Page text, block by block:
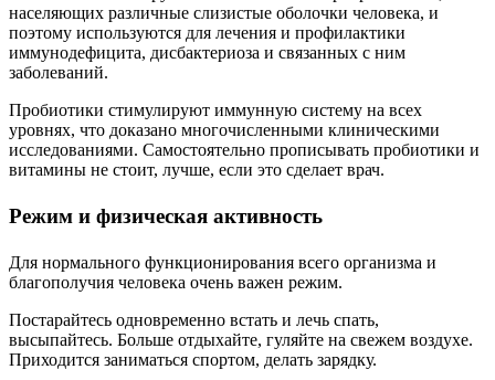
населяющих различные слизистые оболочки человека, и
поэтому используются для лечения и профилактики
иммунодефицита, дисбактериоза и связанных с ним
заболеваний.
Пробиотики стимулируют иммунную систему на всех
уровнях, что доказано многочисленными клиническими
исследованиями. Самостоятельно прописывать пробиотики и
витамины не стоит, лучше, если это сделает врач.
Режим и физическая активность
Для нормального функционирования всего организма и
благополучия человека очень важен режим.
Постарайтесь одновременно встать и лечь спать,
высыпайтесь. Больше отдыхайте, гуляйте на свежем воздухе.
Приходится заниматься спортом, делать зарядку.